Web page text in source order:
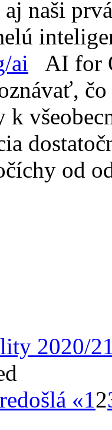
aj naši
ai AI for
k
od
2020/
«12